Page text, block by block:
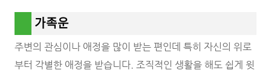
가족운
주변의 관심이나 애정을 많이 받는 편인데 특히 자신의 위로
부터 각별한 애정을 받습니다. 조직적인 생활을 해도 쉽게 윗